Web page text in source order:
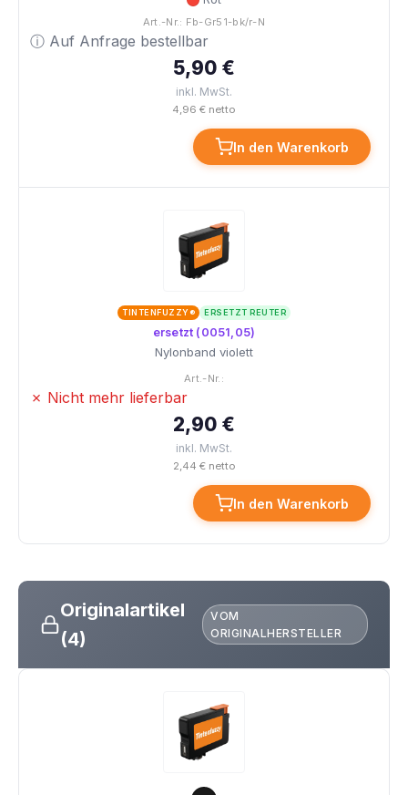
Originalartikel
(4)
VOM
ORIGINALHERSTELLER
Art.-Nr.: Fb-Gr51-bk/r-N
ⓘ Auf Anfrage bestellbar
5,90 €
inkl. MwSt.
4,96 € netto
In den Warenkorb
TINTENFUZZY® ERSETZT REUTER
ersetzt (0051,05)
Nylonband violett
Art.-Nr.:
✗ Nicht mehr lieferbar
2,90 €
inkl. MwSt.
2,44 € netto
In den Warenkorb